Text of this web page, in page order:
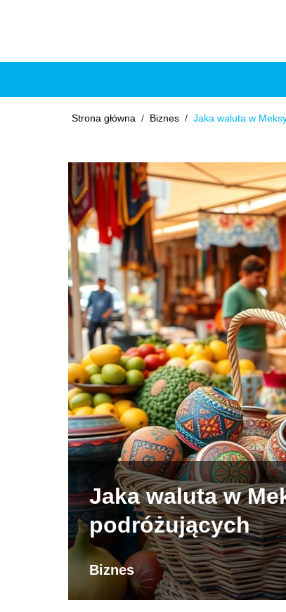
Strona główna / Biznes / Jaka waluta w
Jaka waluta w
podróżujących
Biznes